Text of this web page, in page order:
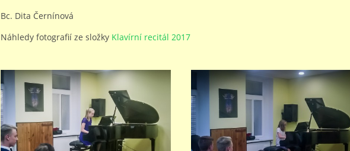
Bc. Dita Černínová
Náhledy fotografií ze složky Klavírní recitál 2017